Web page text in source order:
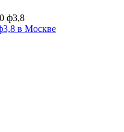
в Москве